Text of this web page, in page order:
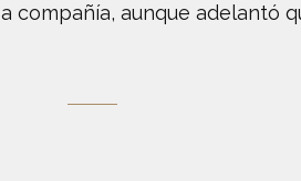
compañía, aunque adelantó